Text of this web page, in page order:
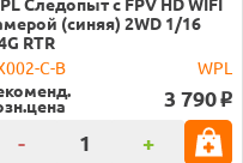
(синяя) 2WD 1/16
RTR
C-B
WPL
3 790 o
- +